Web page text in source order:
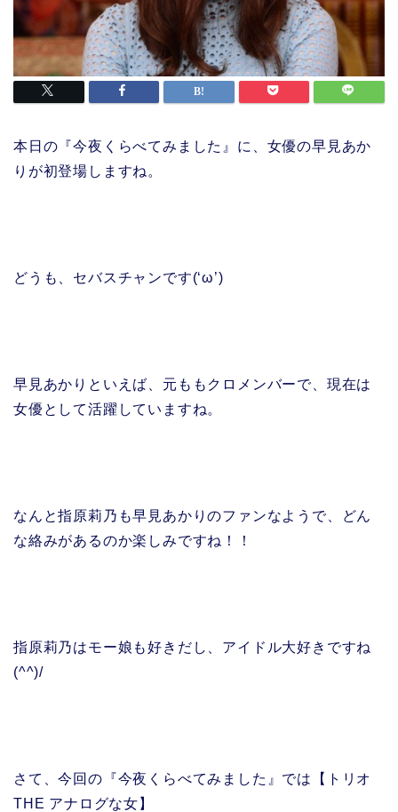
本日の『今夜くらべてみました』に、女優の早見あか
りが初登場しますね。
どうも、セバスチャンです(‘ω’)
早見あかりといえば、元ももクロメンバーで、現在は
女優として活躍していますね。
なんと指原莉乃も早見あかりのファンなようで、どん
な絡みがあるのか楽しみですね！！
指原莉乃はモー娘も好きだし、アイドル大好きですね
(^^)/
さて、今回の『今夜くらべてみました』では【トリオ
THE アナログな女】